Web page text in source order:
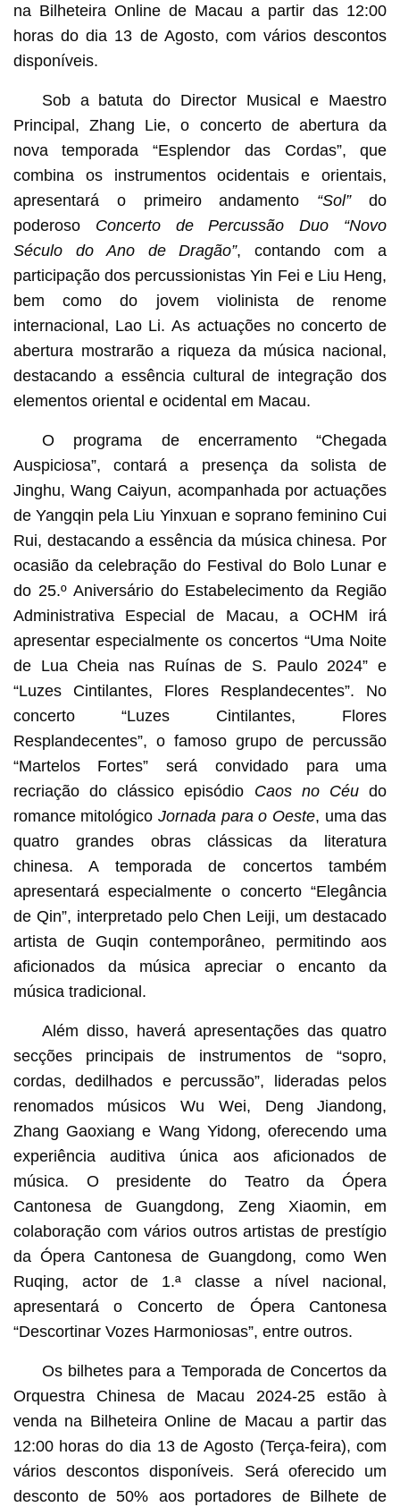
na Bilheteira Online de Macau a partir das 12:00
horas do dia 13 de Agosto, com vários descontos
disponíveis.
Sob a batuta do Director Musical e Maestro
Principal, Zhang Lie, o concerto de abertura da
nova temporada “Esplendor das Cordas”, que
combina os instrumentos ocidentais e orientais,
apresentará o primeiro andamento “Sol”do
poderoso Concerto de Percussão Duo “Novo
Século do Ano de Dragão”, contando com a
participação dos percussionistas Yin Fei e Liu Heng,
bem como do jovem violinista de renome
internacional, Lao Li. As actuações no concerto de
abertura mostrarão a riqueza da música nacional,
destacando a essência cultural de integração dos
elementos oriental e ocidental em Macau.
O programa de encerramento “Chegada
Auspiciosa”, contará a presença da solista de
Jinghu, Wang Caiyun, acompanhada por actuações
de Yangqin pela Liu Yinxuan e soprano feminino Cui
Rui, destacando a essência da música chinesa. Por
ocasião da celebração do Festival do Bolo Lunar e
do 25.º Aniversário do Estabelecimento da Região
Administrativa Especial de Macau, a OCHM irá
apresentar especialmente os concertos “Uma Noite
de Lua Cheia nas Ruínas de S. Paulo 2024” e
“Luzes Cintilantes, Flores Resplandecentes”. No
concerto “Luzes Cintilantes, Flores
Resplandecentes”, o famoso grupo de percussão
“Martelos Fortes” será convidado para uma
recriação do clássico episódio Caos no Céu do
romance mitológico Jornada para o Oeste, uma das
quatro grandes obras clássicas da literatura
chinesa. A temporada de concertos também
apresentará especialmente o concerto “Elegância
de Qin”, interpretado pelo Chen Leiji, um destacado
artista de Guqin contemporâneo, permitindo aos
aficionados da música apreciar o encanto da
música tradicional.
Além disso, haverá apresentações das quatro
secções principais de instrumentos de “sopro,
cordas, dedilhados e percussão”, lideradas pelos
renomados músicos Wu Wei, Deng Jiandong,
Zhang Gaoxiang e Wang Yidong, oferecendo uma
experiência auditiva única aos aficionados de
música. O presidente do Teatro da Ópera
Cantonesa de Guangdong, Zeng Xiaomin, em
colaboração com vários outros artistas de prestígio
da Ópera Cantonesa de Guangdong, como Wen
Ruqing, actor de 1.ª classe a nível nacional,
apresentará o Concerto de Ópera Cantonesa
“Descortinar Vozes Harmoniosas”, entre outros.
Os bilhetes para a Temporada de Concertos da
Orquestra Chinesa de Macau 2024-25 estão à
venda na Bilheteira Online de Macau a partir das
12:00 horas do dia 13 de Agosto (Terça-feira), com
vários descontos disponíveis. Será oferecido um
desconto de 50% aos portadores de Bilhete de